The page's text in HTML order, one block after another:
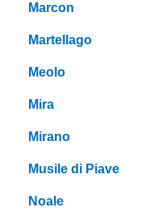
Marcon
Martellago
Meolo
Mira
Mirano
Musile di Piave
Noale